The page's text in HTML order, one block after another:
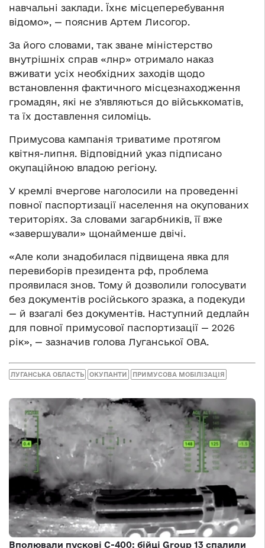
навчальні заклади. Їхнє місцеперебування
відомо», — пояснив Артем Лисогор.
За його словами, так зване міністерство
внутрішніх справ «лнр» отримало наказ
вживати усіх необхідних заходів щодо
встановлення фактичного місцезнаходження
громадян, які не з’являються до військкоматів,
та їх доставлення силоміць.
Примусова кампанія триватиме протягом
квітня-липня. Відповідний указ підписано
окупаційною владою регіону.
У кремлі вчергове наголосили на проведенні
повної паспортизації населення на окупованих
територіях. За словами загарбників, її вже
«завершували» щонайменше двічі.
«Але коли знадобилася підвищена явка для
перевиборів президента рф, проблема
проявилася знов. Тому й дозволили голосувати
без документів російського зразка, а подекуди
— й взагалі без документів. Наступний дедлайн
для повної примусової паспортизації — 2026
рік», — зазначив голова Луганської ОВА.
ЛУГАНСЬКА ОБЛАСТЬ ОКУПАНТИ ПРИМУСОВА МОБІЛІЗАЦІЯ
Вполювали пускові С-400: бійці Group 13 спалили